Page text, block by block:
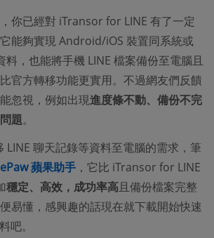
你已經對 iTransor for LINE 有了一定
能夠實現 Android/iOS 裝置同系統或
料，也能將手機 LINE 檔案備份至電腦且
官方轉移功能更實用。不過網友們反饋
忽視，例如出現進度條不動、備份不完
題。
LINE 聊天記錄等資料至電腦的需求，筆
蘋果助手 ，它比 iTransor for LINE
穩定、高效，成功率高且備份檔案完整
易懂，感興趣的話現在就下載開始快速
吧。